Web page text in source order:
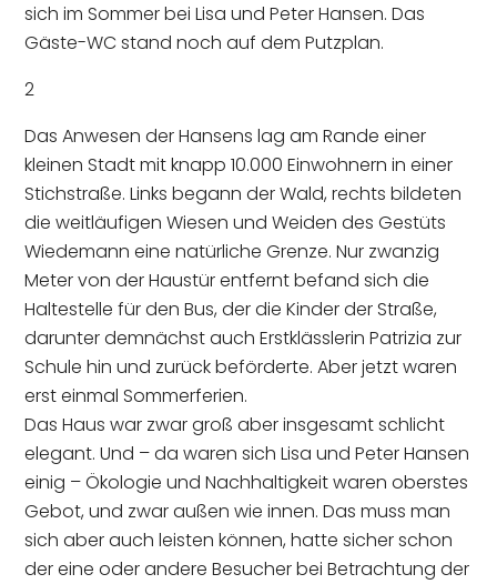
sich im Sommer bei Lisa und Peter Hansen. Das
Gäste-WC stand noch auf dem Putzplan.
2
Das Anwesen der Hansens lag am Rande einer
kleinen Stadt mit knapp 10.000 Einwohnern in einer
Stichstraße. Links begann der Wald, rechts bildeten
die weitläufigen Wiesen und Weiden des Gestüts
Wiedemann eine natürliche Grenze. Nur zwanzig
Meter von der Haustür entfernt befand sich die
Haltestelle für den Bus, der die Kinder der Straße,
darunter demnächst auch Erstklässlerin Patrizia zur
Schule hin und zurück beförderte. Aber jetzt waren
erst einmal Sommerferien.
Das Haus war zwar groß aber insgesamt schlicht
elegant. Und – da waren sich Lisa und Peter Hansen
einig – Ökologie und Nachhaltigkeit waren oberstes
Gebot, und zwar außen wie innen. Das muss man
sich aber auch leisten können, hatte sicher schon
der eine oder andere Besucher bei Betrachtung der